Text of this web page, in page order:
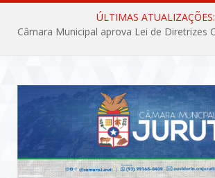
ÚLTIMAS ATUALIZAÇÕES: